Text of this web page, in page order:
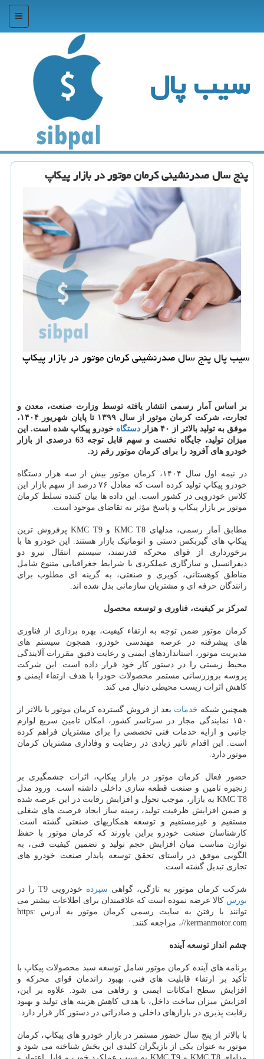
منو
سیب پال
پنج سال صدرنشینی کرمان موتور در بازار پیکاپ
سیب پال پنج سال صدرنشینی کرمان موتور در بازار پیکاپ
بر اساس آمار رسمی انتشار یافته توسط وزارت صنعت، معدن و
تجارت، شرکت کرمان موتور از سال ۱۳۹۹ تا پایان شهریور ۱۴۰۴،
موفق به تولید بالاتر از
۴۰ هزار دستگاه خودرو پیکاپ شده است. این
میزان تولید، جایگاه نخست و سهم قابل توجه 63 درصدی از بازار
خودرو های آفرود را برای کرمان موتور رقم زد.
در نیمه اول سال ۱۴۰۴، کرمان موتور بیش از سه هزار دستگاه
خودرو پیکاپ تولید کرده است که معادل ۷۶ درصد از سهم بازار این
کلاس خودرویی در کشور است. این داده ها بیان کننده تسلط کرمان
موتور بر بازار پیکاپ و پاسخ مؤثر به تقاضای موجود است.
مطابق آمار رسمی، مدلهای KMC T8 و KMC T9 پرفروش ترین
پیکاپ های گیربکس دستی و اتوماتیک بازار هستند. این خودرو ها با
برخورداری از قوای محرکه قدرتمند، سیستم انتقال نیرو دو
دیفرانسیل و سازگاری عملکردی با شرایط جغرافیایی متنوع شامل
مناطق کوهستانی، کویری و صنعتی، به گزینه ای مطلوب برای
رانندگان حرفه ای و مشتریان سازمانی بدل شده اند.
تمرکز بر کیفیت، فناوری و توسعه محصول
کرمان موتور ضمن توجه به ارتقاء کیفیت، بهره برداری از فناوری
های پیشرفته در عرصه مهندسی خودرو، همچون سیستم های
مدیریت موتور، استانداردهای ایمنی و رعایت دقیق مقررات آلایندگی
محیط زیستی را در دستور کار خود قرار داده است. این شرکت
پروسه بروزرسانی مستمر محصولات خودرا با هدف ارتقاء ایمنی و
کاهش اثرات زیست محیطی دنبال می کند.
همچنین شبکه خدمات بعد از فروش گسترده کرمان موتور با بالاتر از
۱۵۰ نمایندگی مجاز در سرتاسر کشور، امکان تامین سریع لوازم
جانبی و ارایه خدمات فنی تخصصی را برای مشتریان فراهم کرده
است. این اقدام تاثیر زیادی در رضایت و وفاداری مشتریان کرمان
موتور دارد.
حضور فعال کرمان موتور در بازار پیکاپ، اثرات چشمگیری بر
زنجیره تامین و صنعت قطعه سازی داخلی داشته است. ورود مدل
KMC T8 به بازار، موجب تحول و افزایش رقابت در این عرصه شده
و ضمن افزایش ظرفیت تولید، زمینه ساز ایجاد فرصت های شغلی
مستقیم و غیرمستقیم و توسعه همکاریهای صنعتی گشته است.
کارشناسان صنعت خودرو براین باورند که کرمان موتور با حفظ
توازن مناسب میان افزایش حجم تولید و تضمین کیفیت فنی، به
الگویی موفق در راستای تحقق توسعه پایدار صنعت خودرو های
تجاری تبدیل گشته است.
شرکت کرمان موتور به تازگی، گواهی سپرده خودرویی T9 را در
بورس کالا عرضه نموده است که علاقمندان برای اطلاعات بیشتر می
توانند با رفتن به سایت رسمی کرمان موتور به آدرس https:
//kermanmotor.com، مراجعه کنند.
چشم انداز توسعه آینده
برنامه های آینده کرمان موتور شامل توسعه سبد محصولات پیکاپ با
تأکید بر ارتقاء قابلیت های فنی، بهبود راندمان قوای محرکه و
افزایش سطح امکانات ایمنی و رفاهی می شود. علاوه بر این،
افزایش میزان ساخت داخل، با هدف کاهش هزینه های تولید و بهبود
رقابت پذیری در بازارهای داخلی و صادراتی در دستور کار قرار دارد.
با بالاتر از پنج سال حضور مستمر در بازار خودرو های پیکاپ، کرمان
موتور به عنوان یکی از بازیگران کلیدی این بخش شناخته می شود و
مدلهای KMC T8 و KMC T9 به سبب عملکرد خوب و قابل اعتماد و